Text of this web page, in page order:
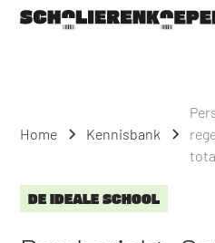
Home Kennisbank
DE IDEALE SCHOOL